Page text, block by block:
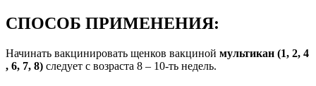
СПОСОБ ПРИМЕНЕНИЯ:
Начинать вакцинировать щенков вакциной мультикан (1, 2, 4
, 6, 7, 8) следует с возраста 8 – 10-ть недель.